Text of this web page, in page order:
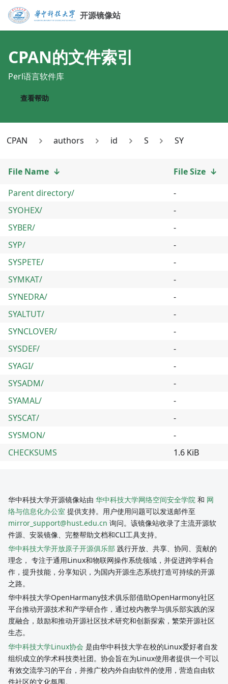
开源镜像站
CPAN的文件索引
Perl语言软件库
查看帮助
CPAN authors id S SY
File Name ↓ File Size ↓
Parent directory/
-
SYOHEX/
-
SYBER/
-
SYP/
-
SYSPETE/
-
SYMKAT/
-
SYNEDRA/
-
SYALTUT/
-
SYNCLOVER/
-
SYSDEF/
-
SYAGI/
-
SYSADM/
-
SYAMAL/
-
SYSCAT/
-
SYSMON/
-
CHECKSUMS
1.6 KiB
华中科技大学开源镜像站由 华中科技大学网络空间安全学院 和 网
络与信息化办公室 提供支持。用户使用问题可以发送邮件至
mirror_support@hust.edu.cn 询问。该镜像站收录了主流开源软
件源、安装镜像、完整帮助文档和CLI工具支持。
华中科技大学开放原子开源俱乐部 践行开放、共享、协同、贡献的
理念， 专注于通用Linux和物联网操作系统领域，并促进跨学科合
作，提升技能，分享知识，为国内开源生态系统打造可持续的开源
之路。
华中科技大学OpenHarmany技术俱乐部借助OpenHarmony社区
平台推动开源技术和产学研合作，通过校内教学与俱乐部实践的深
度融合，鼓励和推动开源社区技术研究和创新探索，繁荣开源社区
生态。
华中科技大学Linux协会 是由华中科技大学在校的Linux爱好者自发
组织成立的学术科技类社团。协会旨在为Linux使用者提供一个可以
有效交流学习的平台，并推广校内外自由软件的使用，营造自由软
件社区的文化氛围。